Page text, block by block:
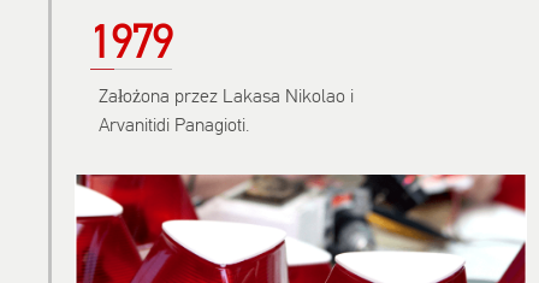
1979
Założona przez Lakasa Nikolao i
Arvanitidi Panagioti.